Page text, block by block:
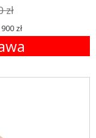
zł
zł